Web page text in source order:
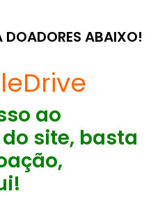
DOADORES ABAIXO!
ao
site, basta